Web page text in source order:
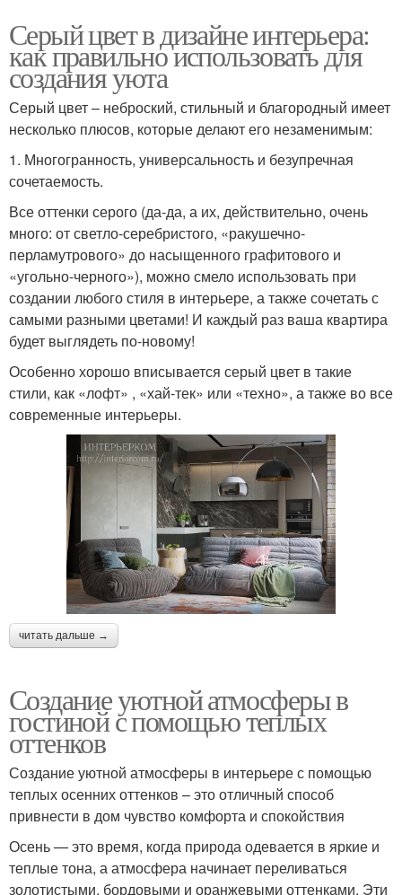
Серый цвет в дизайне интерьера:
как правильно использовать для
создания уюта
Серый цвет – неброский, стильный и благородный имеет
несколько плюсов, которые делают его незаменимым:
1. Многогранность, универсальность и безупречная
сочетаемость.
Все оттенки серого (да-да, а их, действительно, очень
много: от светло-серебристого, «ракушечно-
перламутрового» до насыщенного графитового и
«угольно-черного»), можно смело использовать при
создании любого стиля в интерьере, а также сочетать с
самыми разными цветами! И каждый раз ваша квартира
будет выглядеть по-новому!
Особенно хорошо вписывается серый цвет в такие
стили, как «лофт» , «хай-тек» или «техно», а также во все
современные интерьеры.
читать дальше →
Создание уютной атмосферы в
гостиной с помощью теплых
оттенков
Создание уютной атмосферы в интерьере с помощью
теплых осенних оттенков – это отличный способ
привнести в дом чувство комфорта и спокойствия
Осень — это время, когда природа одевается в яркие и
теплые тона, а атмосфера начинает переливаться
золотистыми, бордовыми и оранжевыми оттенками. Эти